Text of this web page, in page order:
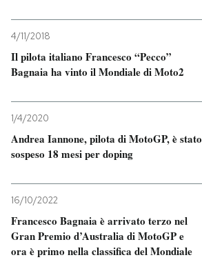
4/11/2018
Il pilota italiano Francesco “Pecco”
Bagnaia ha vinto il Mondiale di Moto2
1/4/2020
Andrea Iannone, pilota di MotoGP, è stato
sospeso 18 mesi per doping
16/10/2022
Francesco Bagnaia è arrivato terzo nel
Gran Premio d’Australia di MotoGP e
ora è primo nella classifica del Mondiale